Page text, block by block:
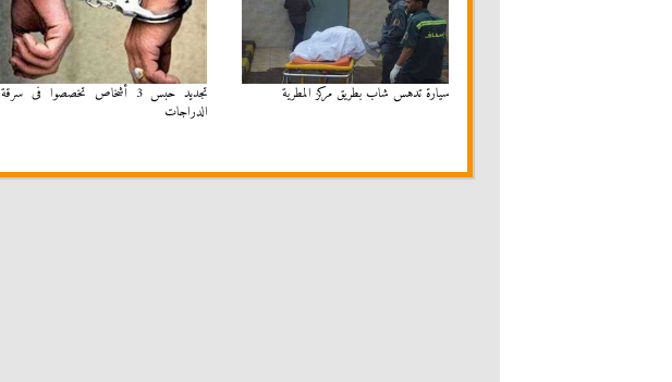
سيارة تدهس شاب بطريق مركز المطرية
تجديد حبس 3 أشخاص تخصصوا فى سرقة
الدراجات